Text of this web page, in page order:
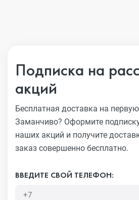
Подписка на
акций
Бесплатная доставка на
Заманчиво? Оформите
наших акций и получите
заказ совершенно бесплатно.
ВВЕДИТЕ СВОЙ ТЕЛЕФОН: